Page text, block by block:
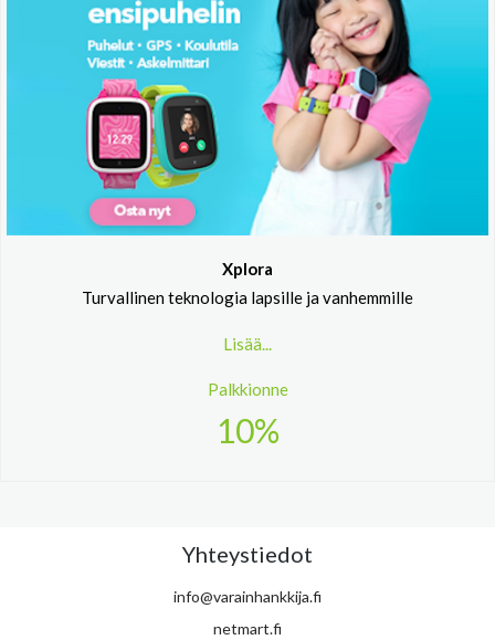
Xplora
Turvallinen teknologia lapsille ja vanhemmille
Lisää...
Palkkionne
10%
Yhteystiedot
info@varainhankkija.fi
netmart.fi